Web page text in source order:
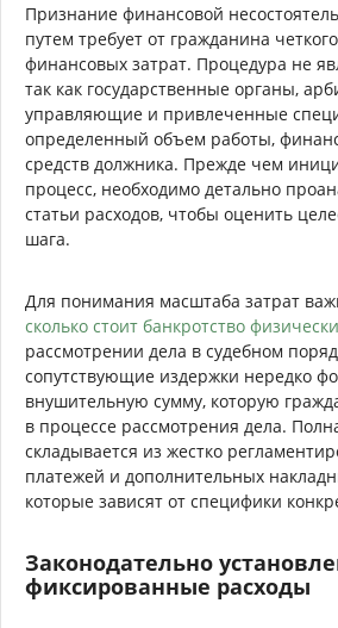
Признание финансовой
путем требует от гражданина
финансовых затрат. Процедура не
так как государственные органы,
управляющие и привлеченные
определенный объем работы,
средств должника. Прежде чем
процесс, необходимо детально
статьи расходов, чтобы оценить
шага.
Для понимания масштаба затрат
сколько стоит банкротство
рассмотрении дела в судебном
сопутствующие издержки нередко
внушительную сумму, которую
в процессе рассмотрения дела.
складывается из жестко
платежей и дополнительных
которые зависят от специфики
Законодательно
фиксированные расходы